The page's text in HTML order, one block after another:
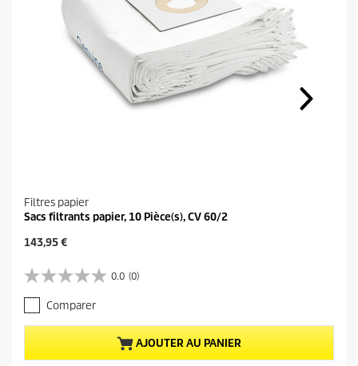
Filtres papier
Sacs filtrants papier, 10 Pièce(s), CV 60/2
P
i
x
a
c
t
u
e
143,95 €
0.0 (0)
0
.
0
s
u
r
Comparer
AJOUTER AU PANIER